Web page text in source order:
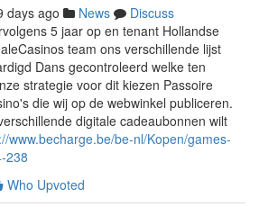
days ago News
Discuss
5 jaar op en tenant Hollandse
team ons verschillende lijst
Dans gecontroleerd welke ten
strategie voor dit kiezen Passoire
die wij op de webwinkel publiceren.
digitale cadeaubonnen wilt
www.becharge.be/be-nl/Kopen/games-
238
Who Upvoted